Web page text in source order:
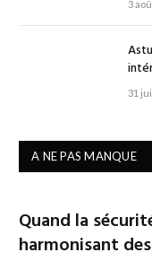
3
31
A NE PAS MANQUE
Quand la
harmonisant